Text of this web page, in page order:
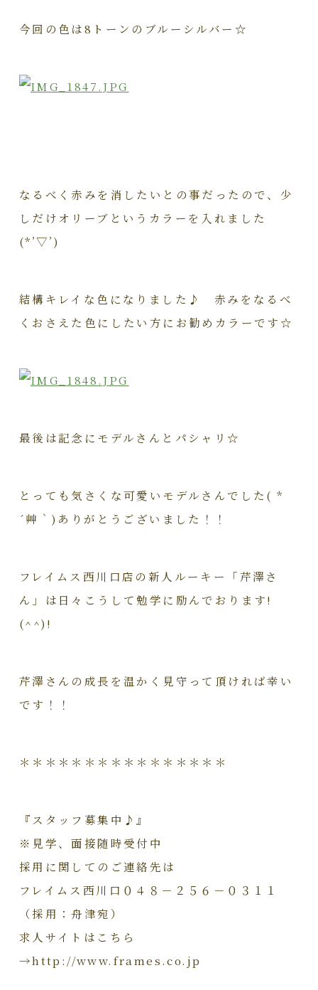
今回の色は8トーンのブルーシルバー☆
なるべく赤みを消したいとの事だったので、少
しだけオリーブというカラーを入れました
(*’▽’)
結構キレイな色になりました♪ 赤みをなるべ
くおさえた色にしたい方にお勧めカラーです☆
最後は記念にモデルさんとパシャリ☆
とっても気さくな可愛いモデルさんでした( *
´艸｀)ありがとうございました！！
フレイムス西川口店の新人ルーキー「芹澤さ
ん」は日々こうして勉学に励んでおります!
(^^)!
芹澤さんの成長を温かく見守って頂ければ幸い
です！！
＊＊＊＊＊＊＊＊＊＊＊＊＊＊＊＊
『スタッフ募集中♪』
※見学、面接随時受付中
採用に関してのご連絡先は
フレイムス西川口０４８－２５６－０３１１
（採用：舟津宛）
求人サイトはこちら
→http://www.frames.co.jp